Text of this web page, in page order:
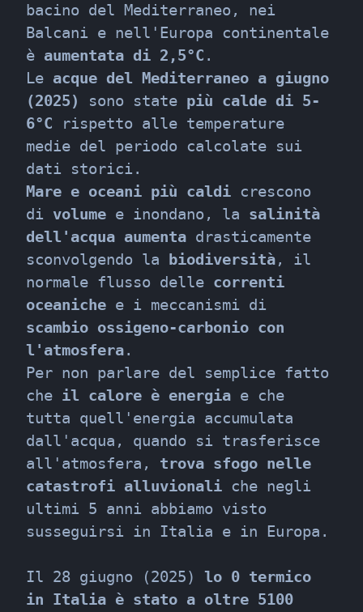
bacino del Mediterraneo, nei
Balcani e nell'Europa continentale
è aumentata di 2,5°C .
Le acque del Mediterraneo a giugno
(2025)
sono state più calde di 5-
6°C rispetto alle temperature
medie del periodo calcolate sui
Mare e oceani più caldi crescono
di volume e inondano, la salinità
dell'acqua aumenta drasticamente
sconvolgendo la biodiversità, il
normale flusso delle correnti
oceaniche
scambio ossigeno-carbonio con
l'atmosfera.
Per non parlare del semplice fatto
che il calore è energia e che
tutta quell'energia accumulata
dall'acqua, quando si trasferisce
all'atmosfera, trova sfogo nelle
catastrofi alluvionali che negli
ultimi 5 anni abbiamo visto
susseguirsi in Italia e in Europa.
Il 28 giugno (2025) lo 0 termico
in Italia è stato a oltre 5100